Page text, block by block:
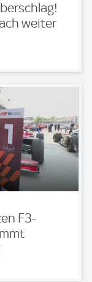
weiter
F3-